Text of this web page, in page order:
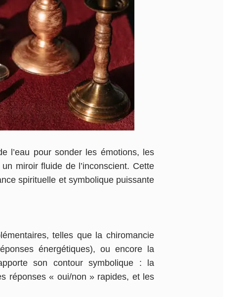
l’eau pour sonder les émotions, les
miroir fluide de l’inconscient. Cette
spirituelle et symbolique puissante
telles que la chiromancie
énergétiques), ou encore la
son contour symbolique : la
réponses « oui/non » rapides, et les